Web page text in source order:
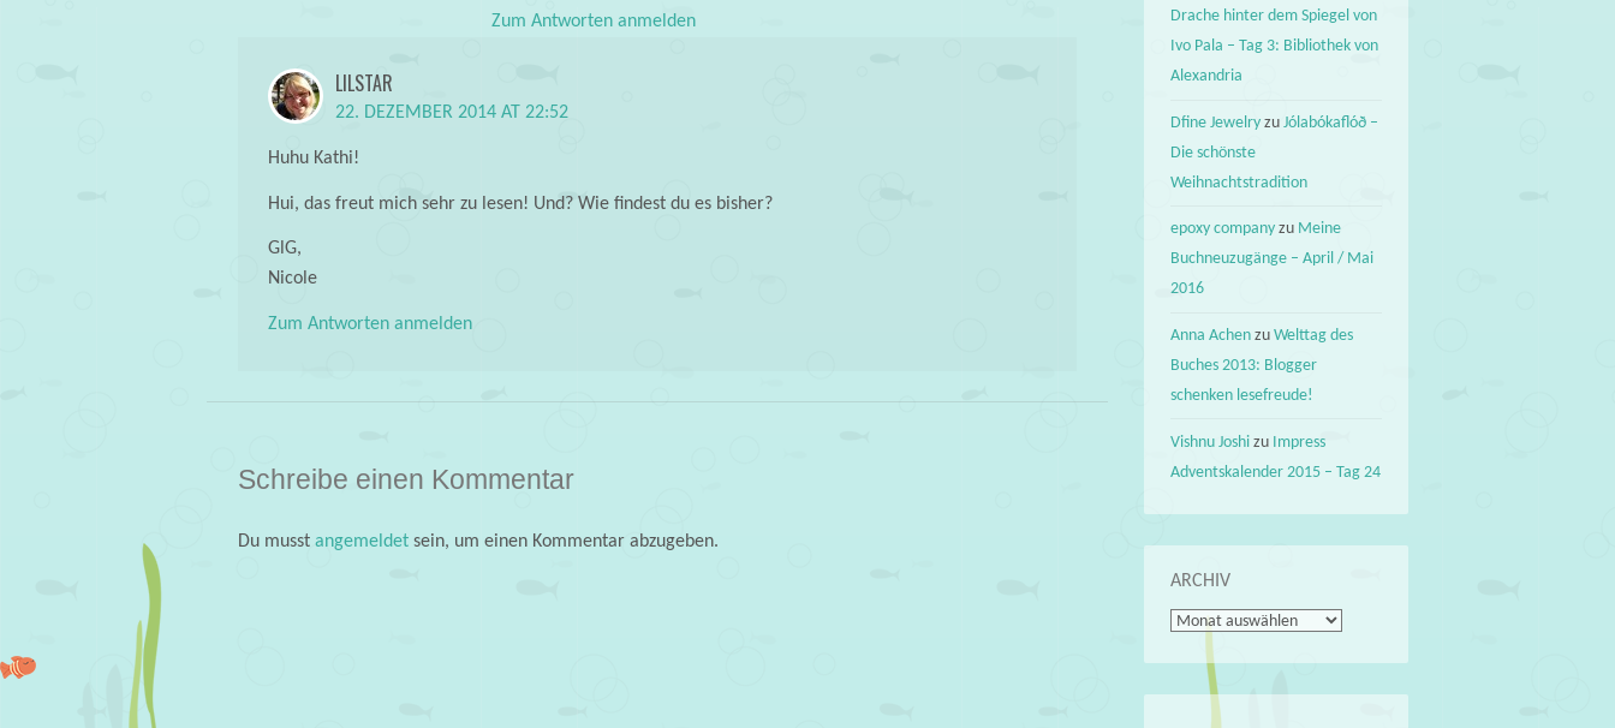
Zum Antworten anmelden
LILSTAR
22. DEZEMBER 2014 AT 22:52
Huhu Kathi!
Hui, das freut mich sehr zu lesen! Und? Wie findest du es bisher?
GlG,
Nicole
Zum Antworten anmelden
Schreibe einen Kommentar
Du musst angemeldetsein, um einen Kommentar abzugeben.
Drache hinter dem Spiegel von
Ivo Pala – Tag 3: Bibliothek von
Alexandria
Dfine Jewelry zuJólabókaflóð –
Die schönste
Weihnachtstradition
epoxy company zu Meine
Buchneuzugänge – April / Mai
2016
Anna Achen zuWelttag des
Buches 2013: Blogger
schenken lesefreude!
Vishnu Joshi zu Impress
Adventskalender 2015 – Tag 24
ARCHIV
Archiv